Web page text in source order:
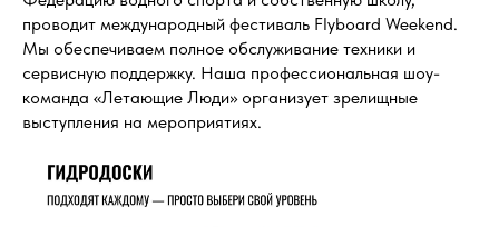
проводит международный фестиваль Flyboard Weekend.
Мы обеспечиваем полное обслуживание техники и
сервисную поддержку. Наша профессиональная шоу-
команда «Летающие Люди» организует зрелищные
выступления на мероприятиях.